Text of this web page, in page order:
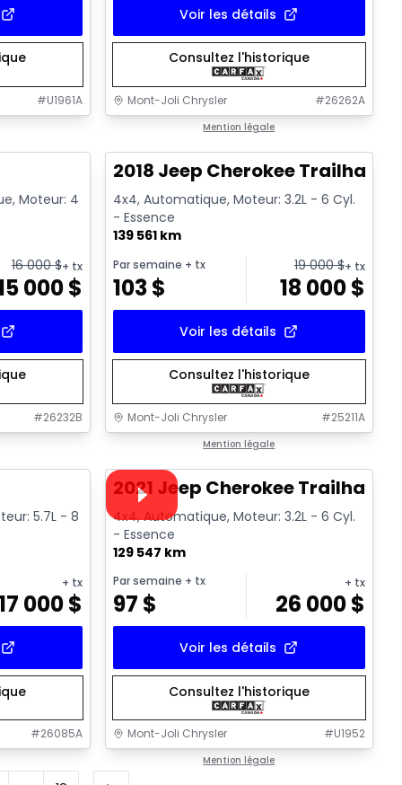
#U1961A
Voir les détails
Consultez l'historique
Mont-Joli Chrysler #26262A
Mention légale
Moteur: 4
16 000$+ tx
000$
#26232B
Très bonne offre
2018 Jeep Cherokee Trailhawk
4x4, Automatique, Moteur: 3.2L - 6 Cyl.
- Essence
139 561 km
Par semaine + tx
103$
19 000$+ tx
18 000$
Voir les détails
Consultez l'historique
Mont-Joli Chrysler #25211A
Mention légale
5.7L - 8
+ tx
000$
#26085A
Vidéo disponible
Très bonne offre
2021 Jeep Cherokee Trailhawk
4x4, Automatique, Moteur: 3.2L - 6 Cyl.
- Essence
129 547 km
Par semaine + tx
97 $
+ tx
26 000$
Voir les détails
Consultez l'historique
Mont-Joli Chrysler #U1952
Mention légale